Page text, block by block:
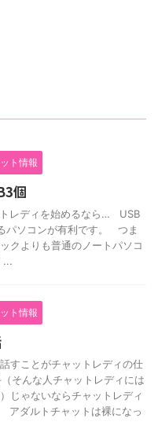
ト情報
個
レディを始めるなら… USB
パソコンが有利です。 つま
クよりも普通のノートパソコ
...
ト情報
すことがチャットレディの仕
そんな人チャットレディには
じゃないならチャットレディ
アダルトチャットは裸になっ